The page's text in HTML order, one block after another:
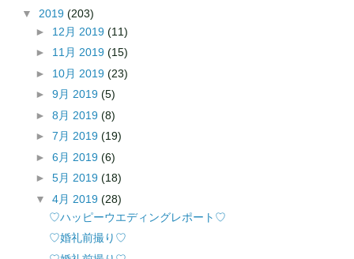
▼ 2019 (203)
► 12月 2019 (11)
► 11月 2019 (15)
► 10月 2019 (23)
► 9月 2019 (5)
► 8月 2019 (8)
► 7月 2019 (19)
► 6月 2019 (6)
► 5月 2019 (18)
▼ 4月 2019 (28)
♡ハッピーウエディングレポート♡
♡婚礼前撮り♡